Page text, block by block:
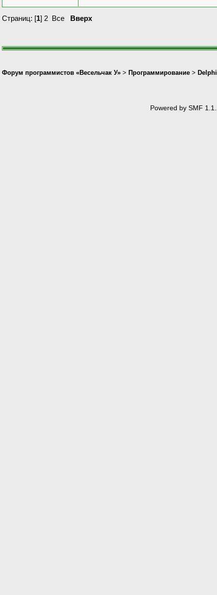
Страниц: [1] 2 Все Вверх
Форум программистов «Весельчак У» > Программирование > Delphi
Powered by SMF